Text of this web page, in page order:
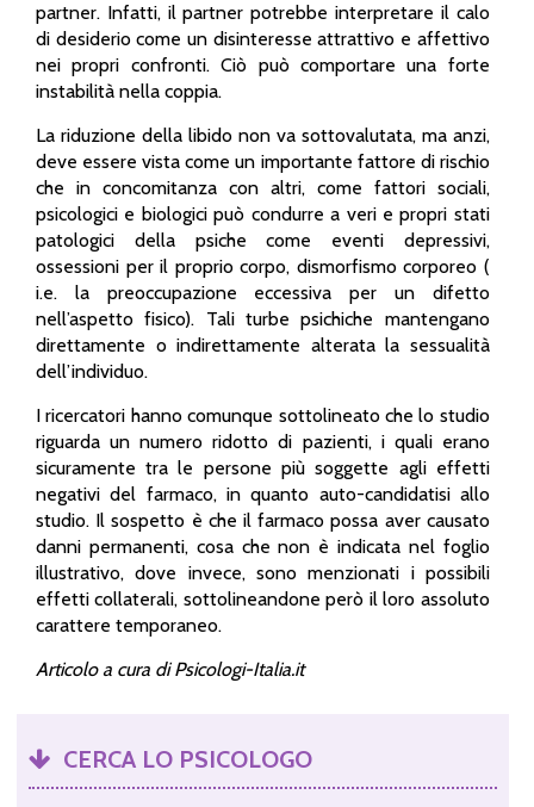
partner. Infatti, il partner potrebbe interpretare il calo
di desiderio come un disinteresse attrattivo e affettivo
nei propri confronti. Ciò può comportare una forte
instabilità nella coppia.
La riduzione della libido non va sottovalutata, ma anzi,
deve essere vista come un importante fattore di rischio
che in concomitanza con altri, come fattori sociali,
psicologici e biologici può condurre a veri e propri stati
patologici della psiche come eventi depressivi,
ossessioni per il proprio corpo, dismorfismo corporeo (
i.e. la preoccupazione eccessiva per un difetto
nell’aspetto fisico). Tali turbe psichiche mantengano
direttamente o indirettamente alterata la sessualità
dell’individuo.
I ricercatori hanno comunque sottolineato che lo studio
riguarda un numero ridotto di pazienti, i quali erano
sicuramente tra le persone più soggette agli effetti
negativi del farmaco, in quanto auto-candidatisi allo
studio. Il sospetto è che il farmaco possa aver causato
danni permanenti, cosa che non è indicata nel foglio
illustrativo, dove invece, sono menzionati i possibili
effetti collaterali, sottolineandone però il loro assoluto
carattere temporaneo.
Articolo a cura di Psicologi-Italia.it
CERCA LO PSICOLOGO